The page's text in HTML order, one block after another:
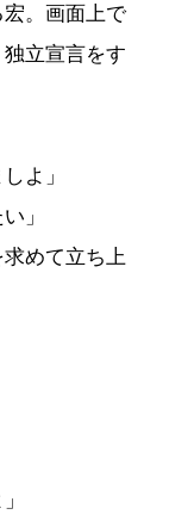
。画面上で
立宣言をす
よ」
」
求めて立ち上